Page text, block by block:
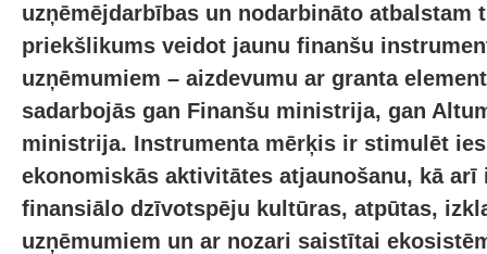
uzņēmējdarbības un nodarbināto atbalstam
priekšlikums veidot jaunu finanšu
uzņēmumiem – aizdevumu ar granta
sadarbojās gan Finanšu ministrija, gan
ministrija. Instrumenta mērķis ir stimulēt
ekonomiskās aktivitātes atjaunošanu, kā arī
finansiālo dzīvotspēju kultūras, atpūtas,
uzņēmumiem un ar nozari saistītai